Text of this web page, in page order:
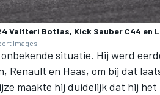
Valtteri Bottas, Kick Sauber C44 en
Images
situatie. Hij werd
Renault en Haas, om bij dat
maakte hij duidelijk dat hij